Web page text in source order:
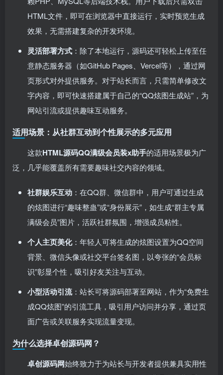
HTML文件，即可在浏览器中直接运行，实时预览生成
效果，无需搭建复杂的开发环境。
灵活部署方式 ：除了本地运行，源码还可轻松上传至任
意静态服务器（如GitHub Pages、Vercel等），通过网
页形式对外提供服务。对于站长而言，只需简单修改文
字内容，即可快速搭建属于自己的“QQ炫图生成站”，为
网站引流或提供趣味互动服务。
适用场景：从社群互动到个性展示的多元应用
这款HTML源码QQ满级会员装x助手的适用场景极为广
泛，几乎能覆盖所有需要趣味社交内容的领域。
社群娱乐互动 ：在QQ群、微信群中，用户可通过生成
的炫图进行“趣味整蛊”或“身份展示”，如生成“群主专属
满级会员”图片，活跃社群氛围，增强成员粘性。
个人主页美化：年轻人可将生成的炫图设置为QQ空间
背景、微信头像或社交平台签名图，以夸张的“会员标
识”彰显个性，吸引好友关注与互动。
小型活动引流：站长可将源码部署至网站，作为“免费生
成QQ炫图”的引流工具，吸引用户访问并分享，通过页
面广告或关联服务实现流量变现。
为什么选择卓创源码网？
卓创源码网始终致力于为站长与开发者提供兼具实用性